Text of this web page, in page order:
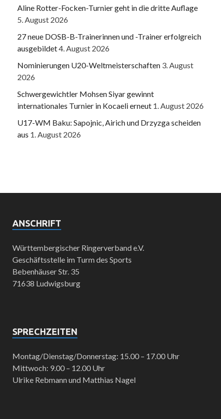
Aline Rotter-Focken-Turnier geht in die dritte Auflage
5. August 2026
27 neue DOSB-B-Trainerinnen und -Trainer erfolgreich
ausgebildet4. August 2026
Nominierungen U20-Weltmeisterschaften 3. August
2026
Schwergewichtler Mohsen Siyar gewinnt
internationales Turnier in Kocaeli erneut 1. August 2026
U17-WM Baku: Sapojnic, Airich und Drzyzga scheiden
aus 1. August 2026
ANSCHRIFT
Württembergischer Ringerverband e.V.
Geschäftsstelle im Turm des Sports
Bebenhäuser Str. 35
71638 Ludwigsburg
SPRECHZEITEN
Montag/Dienstag/Donnerstag: 15.00 – 17.00 Uhr
Mittwoch: 9.00 – 12.00 Uhr
Ulrike Rebmann und Matthias Nagel